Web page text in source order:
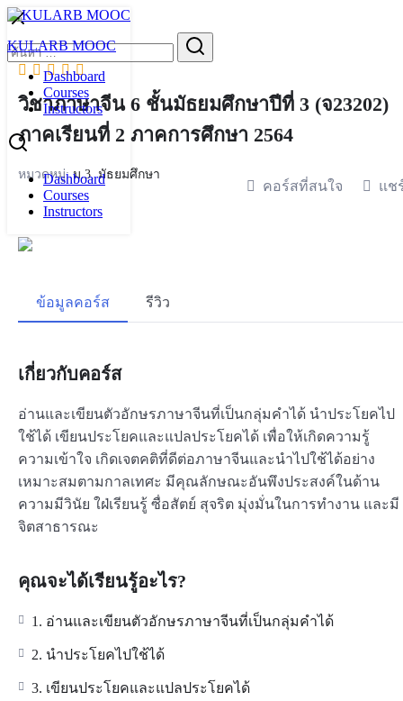
Skip
content
KULARB MOOC
Dashboard
Courses
Instructors
Dashboard
Courses
Instructors
Search
for:
วิชาภาษาจีน 6 ชั้นมัธยมศึกษาปีที่ 3 (จ23202)
ภาคเรียนที่ 2 ภาคการศึกษา 2564
หมวดหมู่:ม.3,มัธยมศึกษา
คอร์สที่สนใจ แช
ข้อมูลคอร์ส รีวิว
เกี่ยวกับคอร์ส
อ่านและเขียนตัวอักษรภาษาจีนที่เป็นกลุ่มคำได้ นำประโยคไป
ใช้ได้ เขียนประโยคและแปลประโยคได้ เพื่อให้เกิดความรู้
ความเข้าใจ เกิดเจตคติที่ดีต่อภาษาจีนและนำไปใช้ได้อย่าง
เหมาะสมตามกาลเทศะ มีคุณลักษณะอันพึงประสงค์ในด้าน
ความมีวินัย ใฝ่เรียนรู้ ซื่อสัตย์ สุจริต มุ่งมั่นในการทำงาน และมี
จิตสาธารณะ
คุณจะได้เรียนรู้อะไร?
1. อ่านและเขียนตัวอักษรภาษาจีนที่เป็นกลุ่มคำได้
2. นำประโยคไปใช้ได้
3. เขียนประโยคและแปลประโยคได้